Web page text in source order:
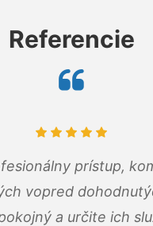
Referencie
prístup,
vopred
a určite ich